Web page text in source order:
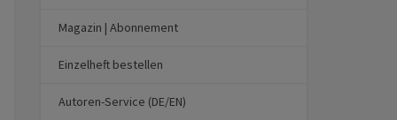
Magazin | Abonnement
Einzelheft bestellen
Autoren-Service (DE/EN)